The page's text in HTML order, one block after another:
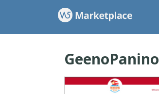
GeenoPanino